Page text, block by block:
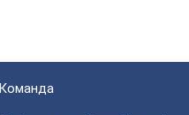
Команда